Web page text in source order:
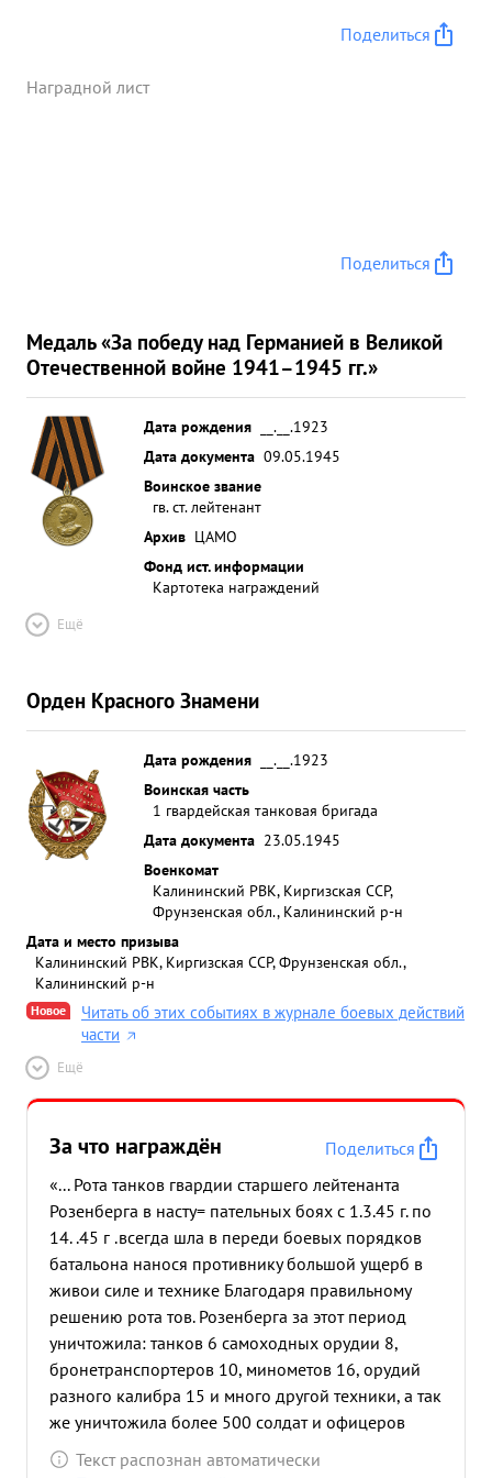
Поделиться
Наградной лист
Поделиться
Медаль «За победу над Германией в Великой
Отечественной войне 1941–1945 гг.»
Дата рождения
__.__.1923
Дата документа 09.05.1945
Воинское звание
гв. ст. лейтенант
Архив ЦАМО
Фонд ист. информации
Картотека награждений
Ещё
Орден Красного Знамени
Дата рождения
__.__.1923
Воинская часть
1 гвардейская танковая бригада
Дата документа 23.05.1945
Военкомат
Калининский РВК, Киргизская ССР,
Фрунзенская обл., Калининский р-н
Дата и место призыва
Калининский РВК, Киргизская ССР, Фрунзенская обл.,
Калининский р-н
Новое
Читать об этих событиях в журнале боевых действий
части
Ещё
За что награждён
Поделиться
«... Рота танков гвардии старшего лейтенанта
Розенберга в насту= пательных боях с 1.3.45 г. по
14. .45 г .всегда шла в переди боевых порядков
батальона нанося противнику большой ущерб в
живои силе и технике Благодаря правильному
решению рота тов. Розенберга за этот период
уничтожила: танков 6 самоходных орудии 8,
бронетранспортеров 10, минометов 16, орудий
разного калибра 15 и много другой техники, а так
же уничтожила более 500 солдат и офицеров
противника и зах= ватила в плен 206 солдат и
Текст распознан автоматически